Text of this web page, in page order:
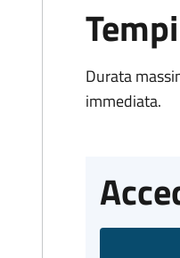
Durata
immediata.